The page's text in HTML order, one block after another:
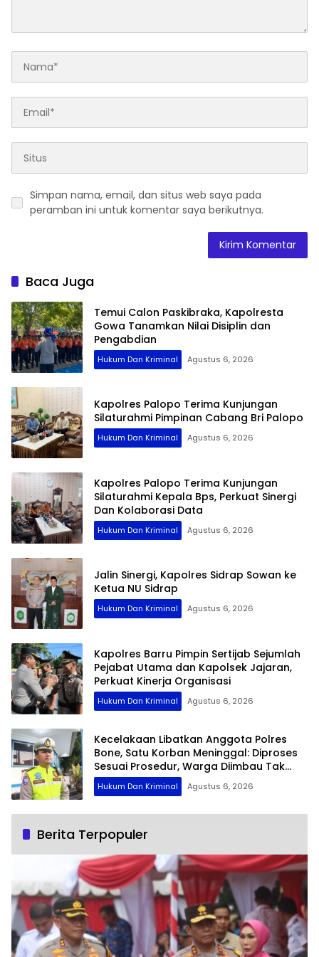
Simpan nama, email, dan situs web saya pada
peramban ini untuk komentar saya berikutnya.
Baca Juga
Temui Calon Paskibraka, Kapolresta
Gowa Tanamkan Nilai Disiplin dan
Pengabdian
Hukum Dan Kriminal Agustus 6, 2026
Kapolres Palopo Terima Kunjungan
Silaturahmi Pimpinan Cabang Bri Palopo
Hukum Dan Kriminal Agustus 6, 2026
Kapolres Palopo Terima Kunjungan
Silaturahmi Kepala Bps, Perkuat Sinergi
Dan Kolaborasi Data
Hukum Dan Kriminal Agustus 6, 2026
Jalin Sinergi, Kapolres Sidrap Sowan ke
Ketua NU Sidrap
Hukum Dan Kriminal Agustus 6, 2026
Kapolres Barru Pimpin Sertijab Sejumlah
Pejabat Utama dan Kapolsek Jajaran,
Perkuat Kinerja Organisasi
Hukum Dan Kriminal Agustus 6, 2026
Kecelakaan Libatkan Anggota Polres
Bone, Satu Korban Meninggal: Diproses
Sesuai Prosedur, Warga Diimbau Tak
Berspekulasi
Hukum Dan Kriminal Agustus 6, 2026
Berita Terpopuler